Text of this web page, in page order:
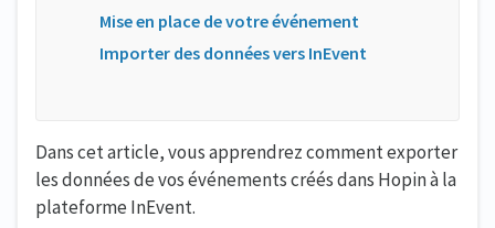
Mise en place de votre événement
Importer des données vers InEvent
Dans cet article, vous apprendrez comment exporter
les données de vos événements créés dans Hopin à la
plateforme InEvent.